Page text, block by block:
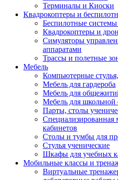
Терминалы и Киоски
Квадрокоптеры и
Беспилотные
Квадрокоптеры и
Симуляторы
аппаратами
Трассы и полетные
Мебель
Компьютерные
Мебель для гардероба
Мебель для
Мебель для школьной
Парты, столы
Специализированная
кабинетов
Столы и тумбы для
Стулья ученические
Шкафы для учебных
Мобильные классы и
Виртуальные